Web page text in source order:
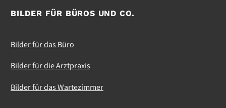
BILDER FÜR BÜROS UND CO.
Bilder für das Büro
Bilder für die Arztpraxis
Bilder für das Wartezimmer